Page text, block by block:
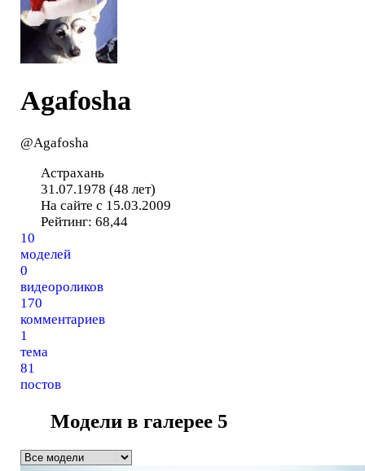
Agafosha
@Agafosha
Астрахань
31.07.1978 (48 лет)
На сайте с 15.03.2009
Рейтинг: 68,44
10
моделей
0
видеороликов
170
комментариев
1
тема
81
постов
Модели в галерее 5